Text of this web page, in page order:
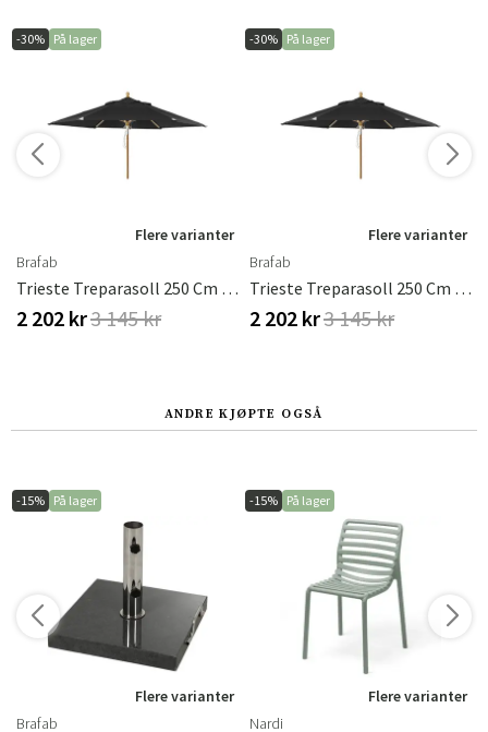
-30% På lager
Flere varianter
Brafab
Trieste Treparasoll 250 Cm Svart Brafab
2 202 kr3 145 kr
-30% På lager
Flere varianter
Brafab
Trieste Treparasoll 250 Cm Svart Brafab
2 202 kr3 145 kr
ANDRE KJØPTE OGSÅ
-15% På lager
Flere varianter
Brafab
-15% På lager
Flere varianter
Nardi